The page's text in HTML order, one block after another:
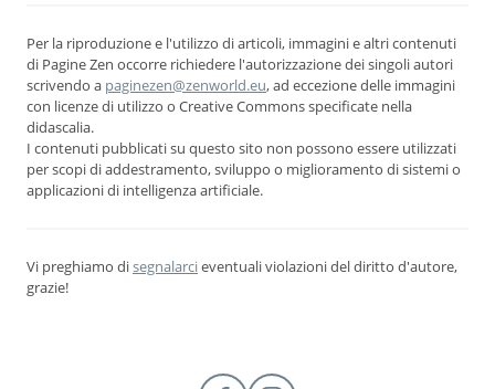
Per la riproduzione e l'utilizzo di articoli, immagini e altri contenuti
di Pagine Zen occorre richiedere l'autorizzazione dei singoli autori
scrivendo a paginezen@zenworld.eu, ad eccezione delle immagini
con licenze di utilizzo o Creative Commons specificate nella
didascalia.
I contenuti pubblicati su questo sito non possono essere utilizzati
per scopi di addestramento, sviluppo o miglioramento di sistemi o
applicazioni di intelligenza artificiale.
Vi preghiamo disegnalarcieventuali violazioni del diritto d'autore,
grazie!